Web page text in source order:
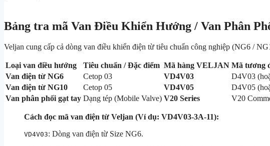
Bảng tra mã Van Điều Khiển Hướng / Van Phân
Veljan cung cấp cả dòng van điều khiển điện từ tiêu chuẩn công nghiệp (NG6 /
Loại van điều hướng Tiêu chuẩn / Đặc điểm Mã hàng VELJAN Mã tương
Van điện từ NG6
Cetop 03 VD4V03 D4V03
Van điện từ NG10
Cetop 05 VD4V05 D4V05
Van phân phối gạt tay Dạng tép (Mobile Valve) V20 Series V20
Cách đọc mã van điện từ Veljan (Ví dụ: VD4V03-3A-11):
VD4V03: Dòng van điện từ Size NG6.